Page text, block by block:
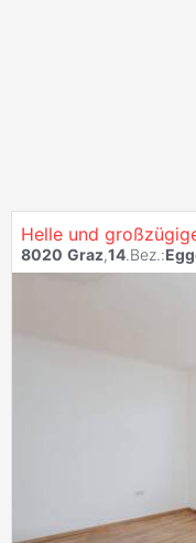
Helle und
8020 Graz,14.Bez.: